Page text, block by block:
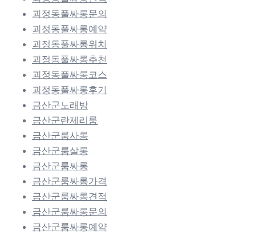
괴정동풀싸롱문의
괴정동풀싸롱예약
괴정동풀싸롱위치
괴정동풀싸롱추천
괴정동풀싸롱코스
괴정동풀싸롱후기
금산군노래방
금산군란제리룸
금산군룸사롱
금산군룸살롱
금산군룸싸롱
금산군룸싸롱가격
금산군룸싸롱견적
금산군룸싸롱문의
금산군룸싸롱예약